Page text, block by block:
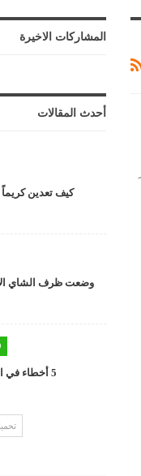
المشاركات الاخيرة
أحدث المقالات
كيف تعدين كريماً
وضعت ظرف الشاي
5 أخطاء في التنظيف تجذب الغبار إلى المنزل